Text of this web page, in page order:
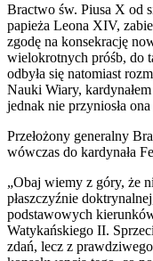
Bractwo św. Piusa X od
papieża Leona XIV,
zgodę na konsekrację
wielokrotnych próśb, do
odbyła się natomiast
Nauki Wiary,
jednak nie przyniosła ona
Przełożony generalny
wówczas do kardynała
„Obaj wiemy z góry, że
płaszczyźnie
podstawowych
Watykańskiego II.
zdań, lecz z